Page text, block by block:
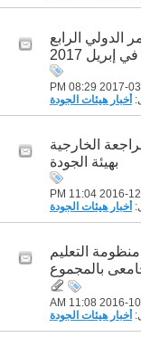
الدولي الرابع
إبريل 2017
08:29 PM
أخبار هيئات الجودة
الخارجية
بهيئة الجودة
11:04 PM
أخبار هيئات الجودة
التعليم
بالمجموع
11:08 AM
أخبار هيئات الجودة